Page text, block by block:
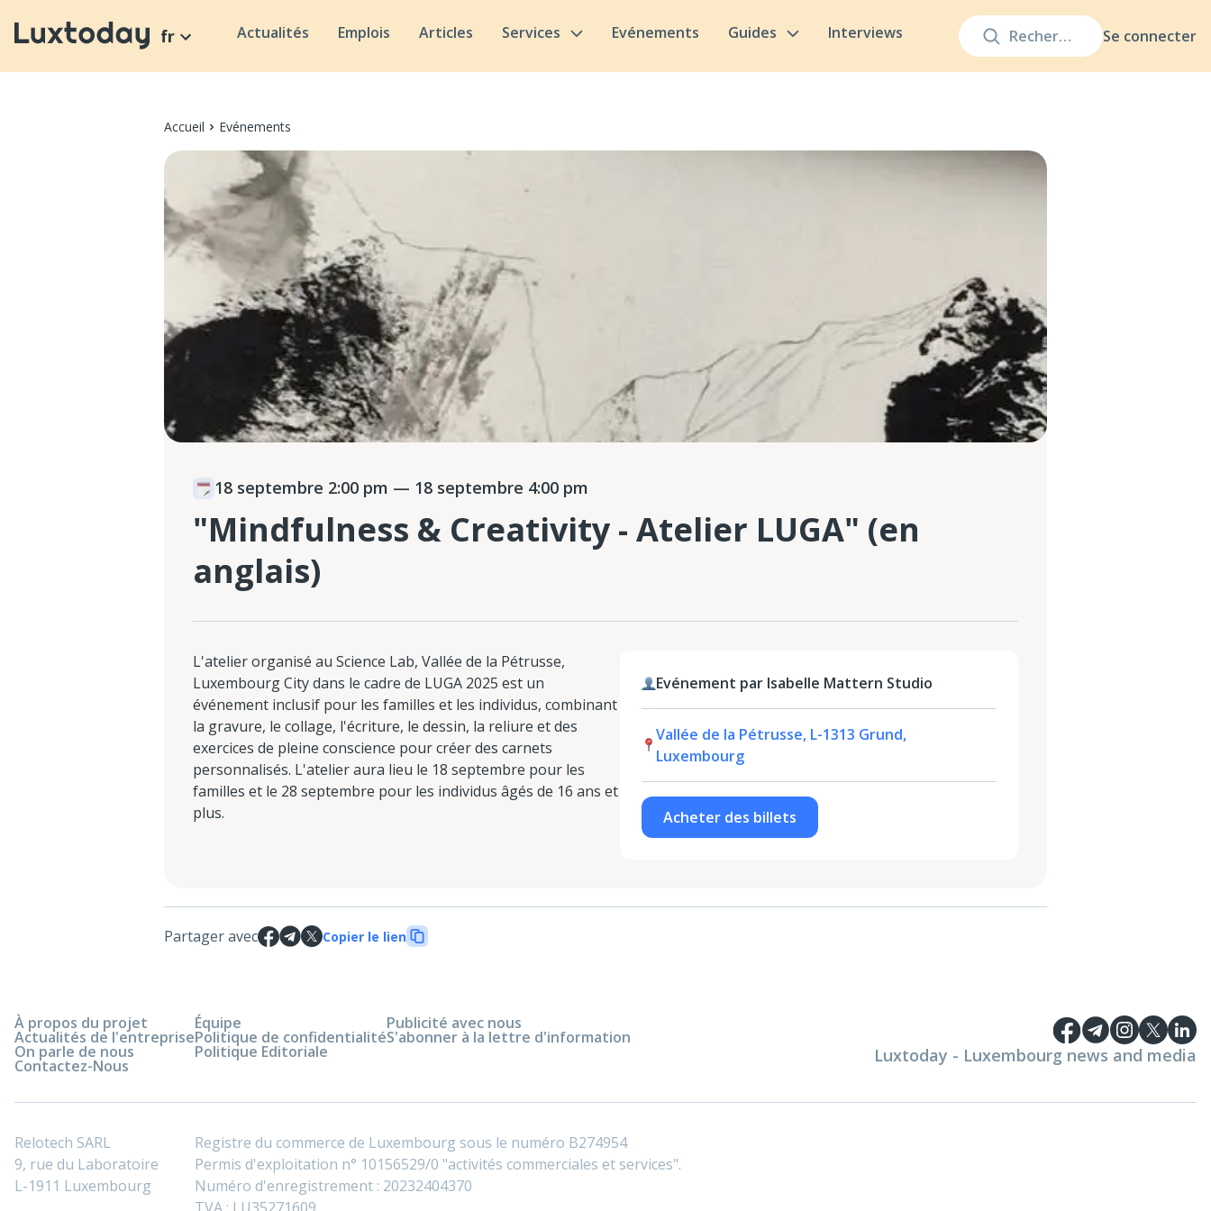
Se connecter
fr Actualités Emplois Articles Services Evénements Guides Interviews
Accueil Evénements
18 septembre 2:00 pm — 18 septembre 4:00 pm
"Mindfulness & Creativity - Atelier LUGA" (en
anglais)
L'atelier organisé au Science Lab, Vallée de la Pétrusse,
Luxembourg City dans le cadre de LUGA 2025 est un
événement inclusif pour les familles et les individus, combinant
la gravure, le collage, l'écriture, le dessin, la reliure et des
exercices de pleine conscience pour créer des carnets
personnalisés. L'atelier aura lieu le 18 septembre pour les
familles et le 28 septembre pour les individus âgés de 16 ans et
plus.
Evénement par Isabelle Mattern Studio
Vallée de la Pétrusse, L-1313 Grund,
Luxembourg
Acheter des billets
Partager avec Copier le lien
À propos du projet
Actualités de l'entreprise
On parle de nous
Contactez-Nous
Équipe
Politique de confidentialité
Politique Editoriale
Publicité avec nous
S'abonner à la lettre d'information
Luxtoday - Luxembourg news and media
Relotech SARL
9, rue du Laboratoire
L-1911 Luxembourg
Registre du commerce de Luxembourg sous le numéro B274954
Permis d'exploitation n° 10156529/0 "activités commerciales et services".
Numéro d'enregistrement : 20232404370